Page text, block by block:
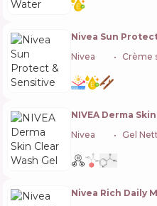
Nivea Sun
Nivea
Crème
NIVEA Derma
Nivea
Gel
Nivea Rich Daily